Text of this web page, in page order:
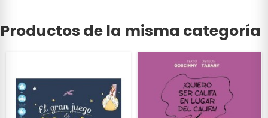
Productos de la misma categoría